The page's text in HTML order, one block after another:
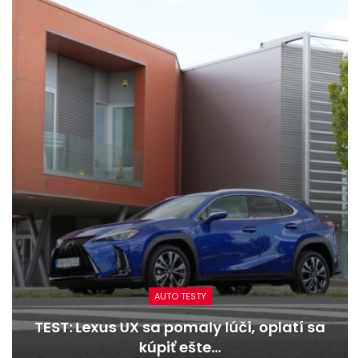
AUTO TESTY
TEST: Lexus UX sa pomaly lúči, oplatí sa
kúpiť ešte…